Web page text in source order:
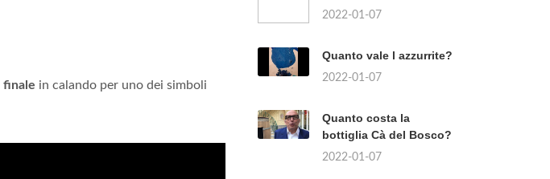
finale in calando per uno dei simboli
2022-01-07
Quanto vale l azzurrite?
2022-01-07
Quanto costa la
bottiglia Cà del Bosco?
2022-01-07